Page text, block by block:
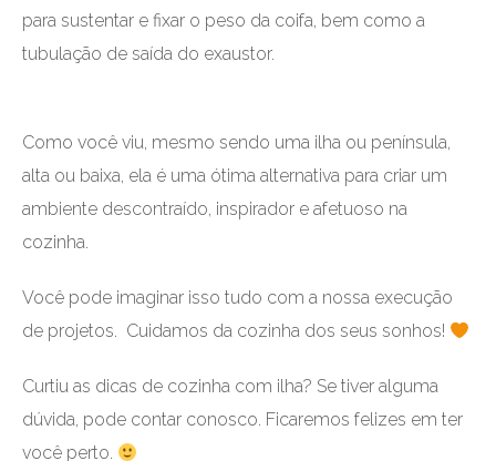
para sustentar e fixar o peso da coifa, bem como a
tubulação de saída do exaustor.
Como você viu, mesmo sendo uma ilha ou península,
alta ou baixa, ela é uma ótima alternativa para criar um
ambiente descontraído, inspirador e afetuoso na
cozinha.
Você pode imaginar isso tudo com a nossa execução
de projetos. Cuidamos da cozinha dos seus sonhos!
Curtiu as dicas de cozinha com ilha? Se tiver alguma
dúvida, pode contar conosco. Ficaremos felizes em ter
você perto.